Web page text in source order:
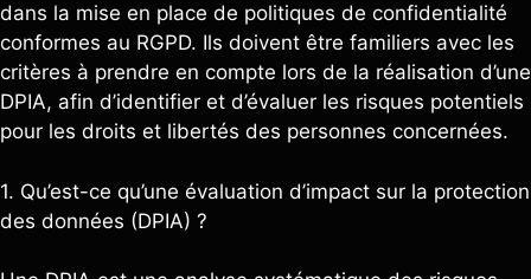
dans la mise en place de politiques de confidentialité
conformes au RGPD. Ils doivent être familiers avec les
critères à prendre en compte lors de la réalisation d’une
DPIA, afin d’identifier et d’évaluer les risques potentiels
pour les droits et libertés des personnes concernées.
1. Qu’est-ce qu’une évaluation d’impact sur la protection
des données (DPIA) ?